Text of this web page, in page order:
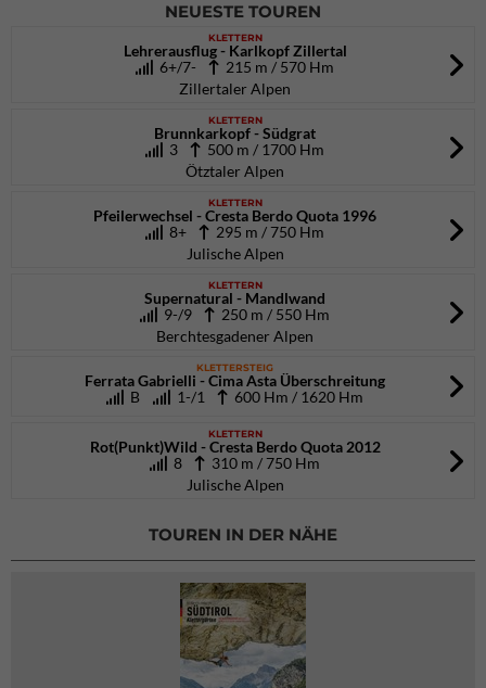
NEUESTE TOUREN
KLETTERN
Lehrerausflug - Karlkopf Zillertal
6+/7-
215 m / 570 Hm
Zillertaler Alpen
KLETTERN
Brunnkarkopf - Südgrat
3
500 m / 1700 Hm
Ötztaler Alpen
KLETTERN
Pfeilerwechsel - Cresta Berdo Quota 1996
8+
295 m / 750 Hm
Julische Alpen
KLETTERN
Supernatural - Mandlwand
9-/9
250 m / 550 Hm
Berchtesgadener Alpen
KLETTERSTEIG
Ferrata Gabrielli - Cima Asta Überschreitung
B
1-/1 600 Hm / 1620 Hm
KLETTERN
Rot(Punkt)Wild - Cresta Berdo Quota 2012
8
310 m / 750 Hm
Julische Alpen
TOUREN IN DER NÄHE